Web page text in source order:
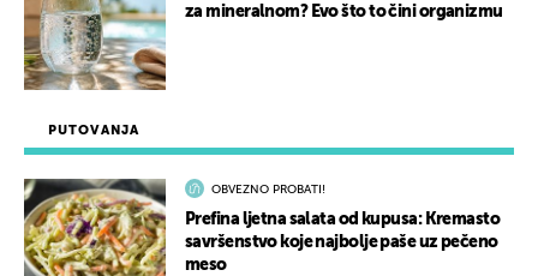
PUTOVANJA
OBVEZNO PROBATI!
Prefina ljetna salata od kupusa: Kremasto
savršenstvo koje najbolje paše uz pečeno
meso
za mineralnom? Evo što to čini organizmu